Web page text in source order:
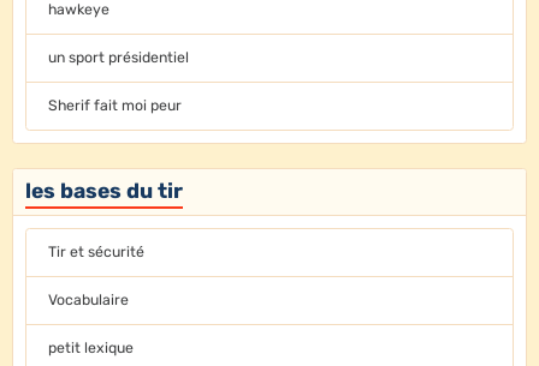
hawkeye
un sport présidentiel
Sherif fait moi peur
les bases du tir
Tir et sécurité
Vocabulaire
petit lexique